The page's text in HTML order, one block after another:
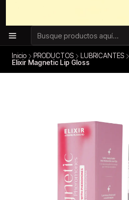
Inicio PRODUCTOS LUBRICANTES
Elixir Magnetic Lip Gloss